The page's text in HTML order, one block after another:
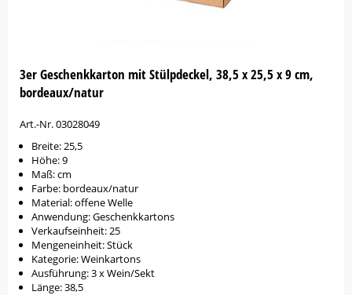
3er Geschenkkarton mit Stülpdeckel, 38,5 x 25,5 x 9 cm,
bordeaux/natur
Art.-Nr. 03028049
Breite: 25,5
Höhe: 9
Maß: cm
Farbe: bordeaux/natur
Material: offene Welle
Anwendung: Geschenkkartons
Verkaufseinheit: 25
Mengeneinheit: Stück
Kategorie: Weinkartons
Ausführung: 3 x Wein/Sekt
Länge: 38,5